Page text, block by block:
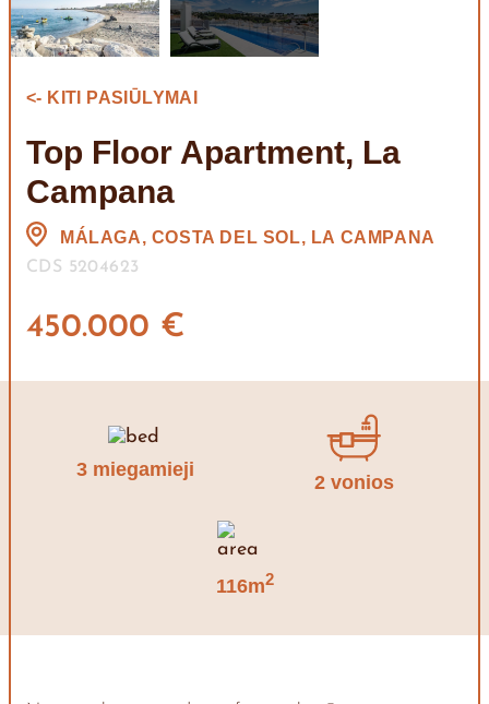
<- KITI PASIŪLYMAI
Top Floor Apartment, La
Campana
MÁLAGA, COSTA DEL SOL, LA CAMPANA
CDS 5204623
450.000 €
3 miegamieji
2 vonios
116m2